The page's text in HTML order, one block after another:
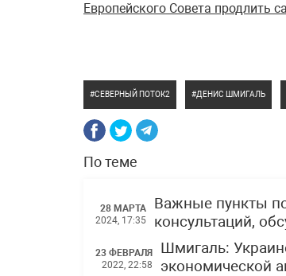
Европейского Совета продлить
СЕВЕРНЫЙ ПОТОК2 ДЕНИС ШМИГАЛЬ
По теме
28 МАРТА
2024, 17:35
Важные пункты
консультаций,
23 ФЕВРАЛЯ
2022, 22:58
Шмигаль:
экономической